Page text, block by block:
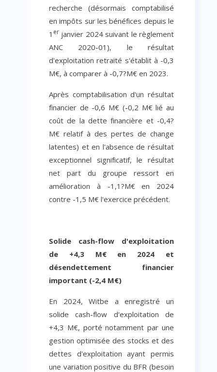
recherche (désormais comptabilisé
en impôts sur les bénéfices depuis le
1 er janvier 2024 suivant le règlement
ANC 2020-01), le résultat
d'exploitation retraité s'établit à -0,3
M€, à comparer à -0,7?M€ en 2023.
Après comptabilisation d'un résultat
financier de -0,6 M€ (-0,2 M€ lié au
coût de la dette financière et -0,4?
M€ relatif à des pertes de change
latentes) et en l'absence de résultat
exceptionnel significatif, le résultat
net part du groupe ressort en
amélioration à -1,1?M€ en 2024
contre -1,5 M€ l'exercice précédent.
Solide cash-flow d'exploitation
de +4,3 M€ en 2024 et
désendettement financier
important (-2,4 M€)
En 2024, Witbe a enregistré un
solide cash-flow d'exploitation de
+4,3 M€, porté notamment par une
gestion optimisée des stocks et des
dettes d'exploitation ayant permis
une variation positive du BFR (besoin